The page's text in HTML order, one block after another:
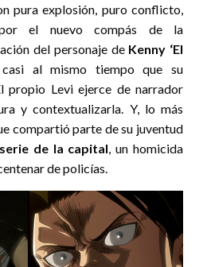
pura explosión, puro conflicto,
por el nuevo compás de la
del personaje de Kenny ‘El
al mismo tiempo que su
propio Levi ejerce de narrador
y contextualizarla. Y, lo más
compartió parte de su juventud
de la capital , un homicida
de policías.